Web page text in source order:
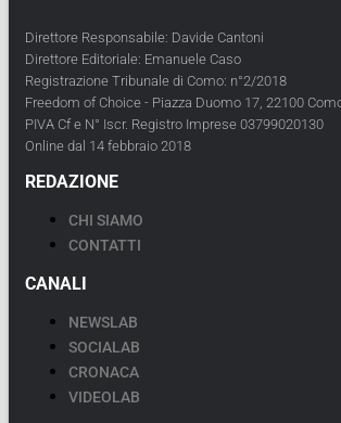
Direttore Responsabile: Davide Cantoni
Direttore Editoriale: Emanuele Caso
Registrazione Tribunale di Como: n°2/2018
Freedom of Choice - Piazza Duomo 17, 22100
PIVA Cf e N° Iscr. Registro Imprese 03799020130
Online dal 14 febbraio 2018
REDAZIONE
CHI SIAMO
CONTATTI
CANALI
NEWSLAB
SOCIALAB
CRONACA
VIDEOLAB